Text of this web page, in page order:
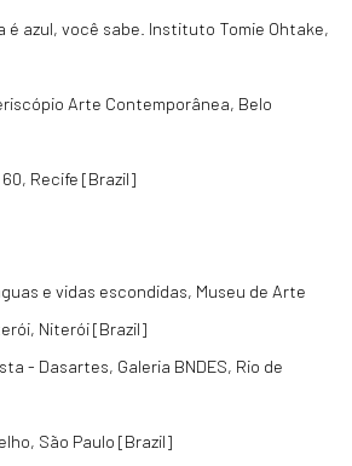
é azul, você sabe. Instituto Tomie Ohtake,
Arte Contemporânea, Belo
60, Recife [Brazil]
e vidas escondidas, Museu de Arte
Niterói [Brazil]
- Dasartes, Galeria BNDES, Rio de
São Paulo [Brazil]